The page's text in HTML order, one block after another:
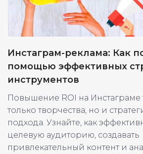
Инстаграм-реклама: Как
помощью эффективных
инструментов
Повышение ROI на Инстаграме
только творчества, но и
подхода. Узнайте, как
целевую аудиторию, создавать
привлекательный контент и